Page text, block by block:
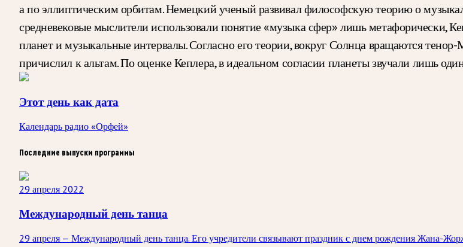
а по эллиптическим орбитам. Немецкий ученый развивал философскую теорию о
средневековые мыслители использовали понятие «музыка сфер» лишь метафорически,
планет и музыкальные интервалы. Согласно его теории, вокруг Солнца вращаются
причислил к альтам. По оценке Кеплера, в идеальном согласии планеты звучали лишь
Этот день как дата
Календарь радио «Орфей»
Последние выпуски программы
29 апреля 2022
Международный день танца
29 апреля — Международный день танца. Его учредители связывают праздник с днем рождения Жана-